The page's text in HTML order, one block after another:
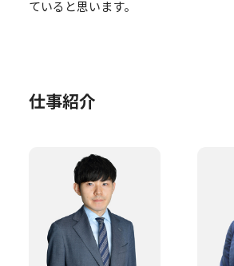
ていると思います。
仕事紹介